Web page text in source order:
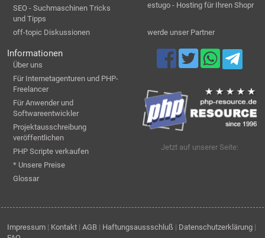
SEO - Suchmaschinen Tricks
und Tipps
off-topic Diskussionen
estugo - Hosting für Ihren Shopr
werde unser Partner
Informationen
Über uns
Für Internetagenturen und PHP-
Freelancer
Für Anwender und
Softwareentwickler
Projektausschreibung
veröffentlichen
PHP Scripte verkaufen
* Unsere Preise
Glossar
Jetzt auf unserer Seite:
Impressum | Kontakt | AGB | Haftungsaussschluß | Datenschutzerklärung |